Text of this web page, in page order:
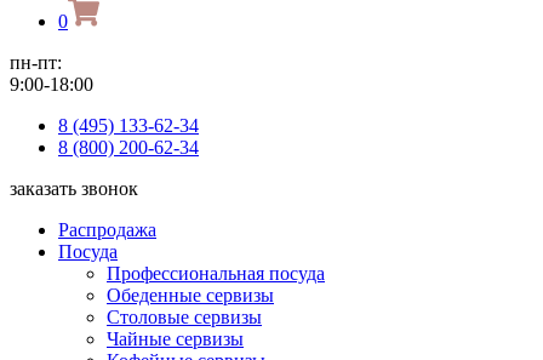
0
пн-пт:
9:00-18:00
8 (495) 133-62-34
8 (800) 200-62-34
заказать звонок
Распродажа
Посуда
Профессиональная посуда
Обеденные сервизы
Столовые сервизы
Чайные сервизы